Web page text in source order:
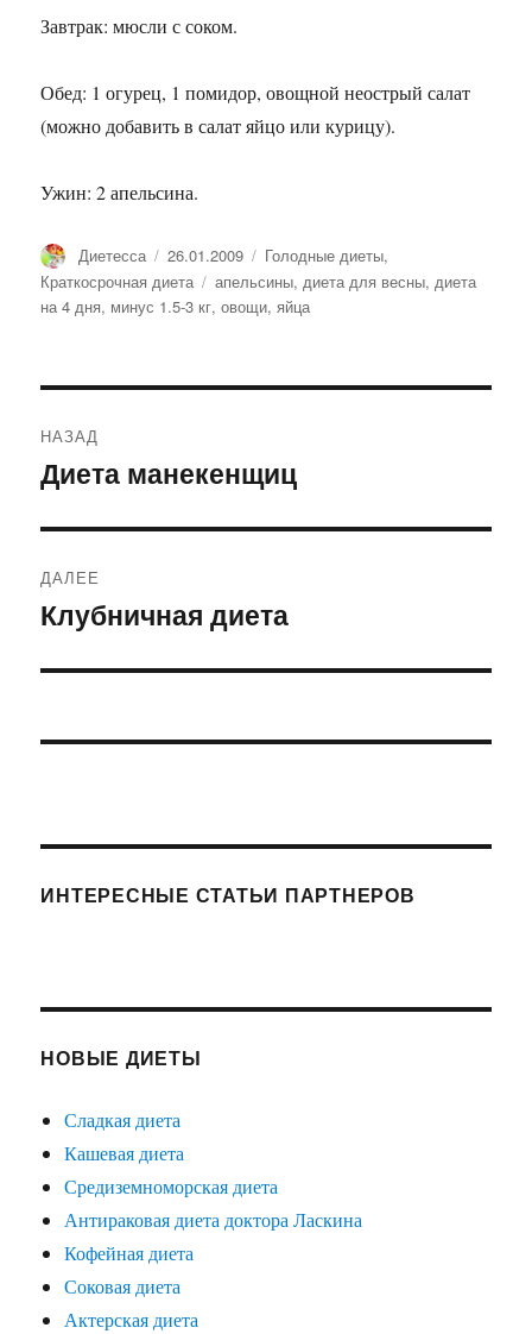
Завтрак: мюсли с соком.
Обед: 1 огурец, 1 помидор, овощной неострый салат
(можно добавить в салат яйцо или курицу).
Ужин: 2 апельсина.
Автор
Диетесса Опубликовано
26.01.2009 Рубрики
Голодные диеты,
Краткосрочная диета
Метки
апельсины,диета для весны,диета
на 4 дня, минус 1.5-3 кг,овощи,яйца
по
НАЗАД
Предыдущая
Диета манекенщиц
ДАЛЕЕ
Следующая
Клубничная диета
ИНТЕРЕСНЫЕ СТАТЬИ ПАРТНЕРОВ
НОВЫЕ ДИЕТЫ
Сладкая диета
Кашевая диета
Средиземноморская диета
Антираковая диета доктора Ласкина
Кофейная диета
Соковая диета
Актерская диета